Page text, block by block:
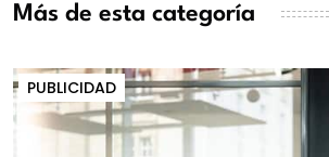
Más de esta categoría
PUBLICIDAD